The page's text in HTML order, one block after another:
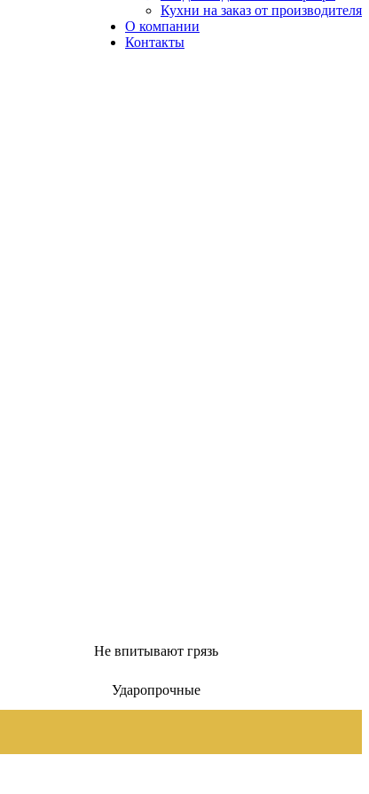
Кухни на заказ от производителя
О компании
Контакты
Не впитывают грязь
Ударопрочные